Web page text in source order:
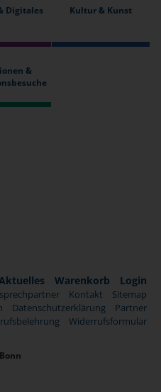
Digitales Kultur & Kunst
&
Warenkorb Login
Kontakt
Sitemap
Datenschutzerklärung
Partner
Widerrufsformular